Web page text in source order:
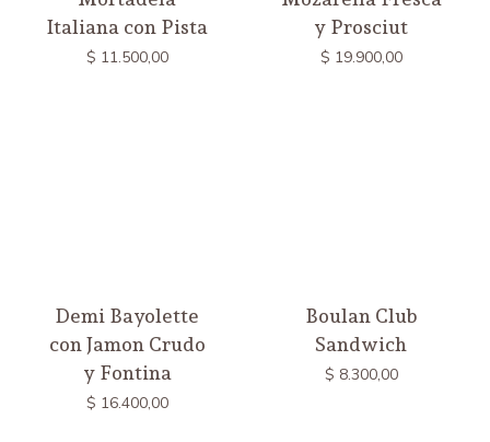
Italiana con Pista
$ 11.500,00
y Prosciut
$ 19.900,00
Demi Bayolette
con Jamon Crudo
y Fontina
$ 16.400,00
Boulan Club
Sandwich
$ 8.300,00